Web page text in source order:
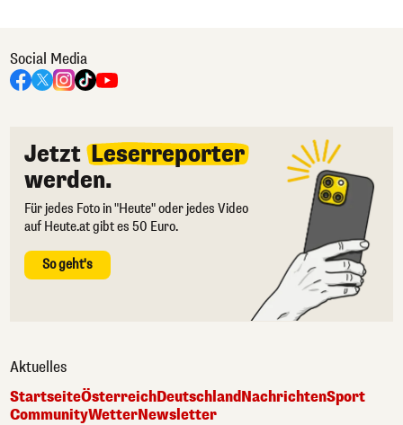
Social Media
Jetzt Leserreporter
werden.
Für jedes Foto in "Heute" oder jedes Video
auf Heute.at gibt es 50 Euro.
So geht's
Aktuelles
StartseiteÖsterreichDeutschlandNachrichtenSport
CommunityWetterNewsletter